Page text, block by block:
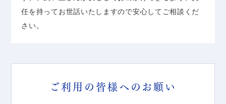
任を持ってお世話いたしますので安心してご相談くだ
さい。
ご利用の皆様へのお願い